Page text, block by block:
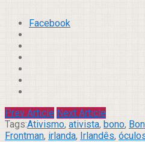
Facebook
Prev Article Next Article
Tags:Ativismo, ativista, bono,
Frontman, irlanda, Irlandês,